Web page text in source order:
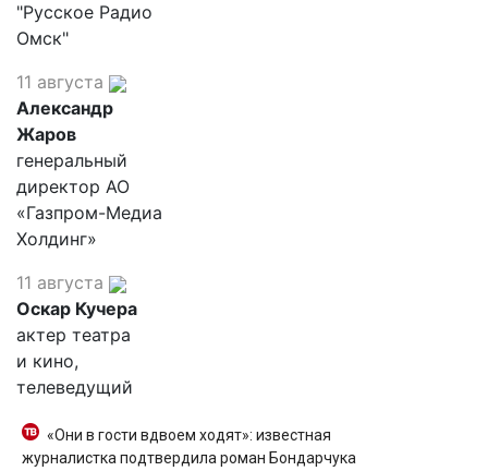
"Русское Радио
Омск"
11 августа
Александр
Жаров
генеральный
директор АО
«Газпром-Медиа
Холдинг»
11 августа
Оскар Кучера
актер театра
и кино,
телеведущий
«Они в гости вдвоем ходят»: известная
журналистка подтвердила роман Бондарчука